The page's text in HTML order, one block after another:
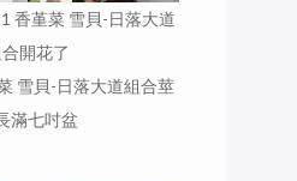
香堇菜 雪貝-日落大道
開花了
雪貝-日落大道組合莖
滿七吋盆